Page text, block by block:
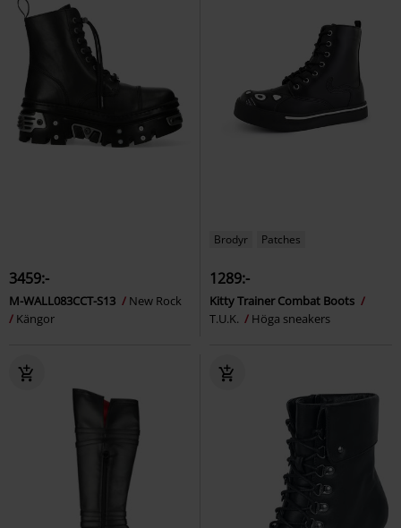
3459:-
M-WALL083CCT-S13
New Rock
Kängor
Brodyr Patches
1289:-
Kitty Trainer Combat Boots
T.U.K.
Höga sneakers